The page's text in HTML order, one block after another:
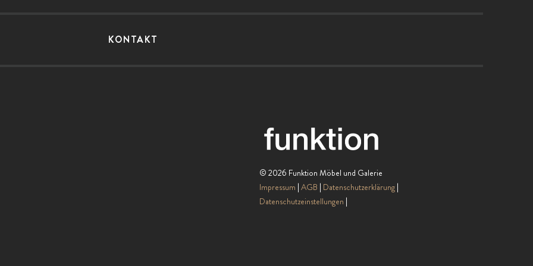
KONTAKT
© 2026 Funktion Möbel und Galerie
Impressum AGB Datenschutzerklärung
Datenschutzeinstellungen